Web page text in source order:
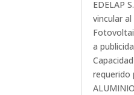
EDELAP
vincular
a
requerido